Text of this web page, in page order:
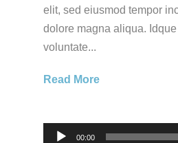
elit, sed eiusmod tempor
dolore magna aliqua.
voluntate...
Read More
Audio
00:00